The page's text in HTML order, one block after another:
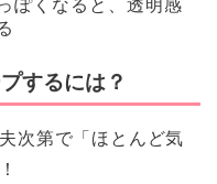
ぽくなると、透明感
するには？
次第で「ほとんど気